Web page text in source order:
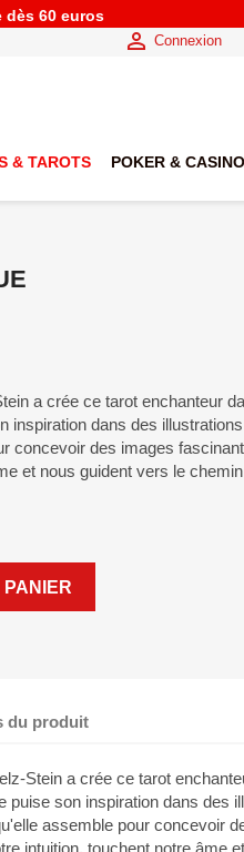
60 euros
 Connexion
& TAROTS POKER & CASINO
a crée ce tarot enchanteur
inspiration dans des
concevoir des images
et nous guident vers le
du produit
Stein a crée ce tarot
puise son inspiration dans des
assemble pour concevoir